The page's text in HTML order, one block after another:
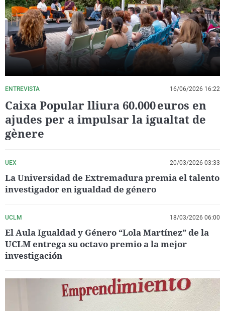
La rosa de los vientos
Gente viajera
Como el perro y el
Caso
Retornados
Equipo de
Operación Viuda
Extremadura
Galicia
La Rioja
País Vasco
Virales
Televisión
Elecciones
ENTREVISTA 16/06/2026 16:22
Caixa Popular lliura 60.000 euros en
ajudes per a impulsar la igualtat de
gènere
UEX 20/03/2026 03:33
La Universidad de Extremadura premia el talento
investigador en igualdad de género
UCLM 18/03/2026 06:00
El Aula Igualdad y Género “Lola Martínez” de la
UCLM entrega su octavo premio a la mejor
investigación